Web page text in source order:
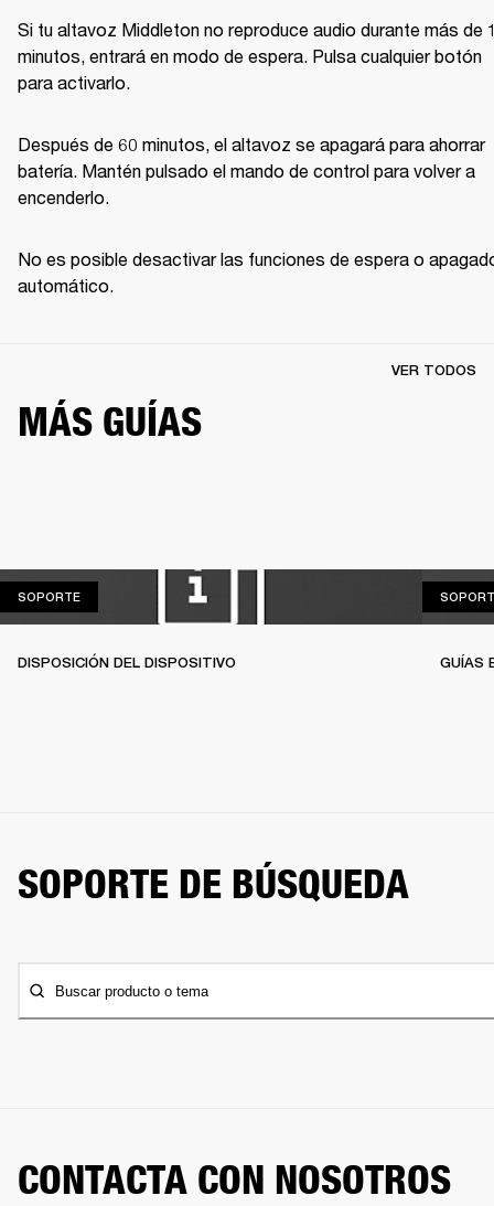
Si tu altavoz Middleton no reproduce audio durante más de
minutos, entrará en modo de espera. Pulsa cualquier botón
para activarlo.
Después de 60 minutos, el altavoz se apagará para ahorrar
batería. Mantén pulsado el mando de control para volver a
encenderlo.
No es posible desactivar las funciones de espera o
automático.
MÁS GUÍAS
VER TODOS
SOPORTESOPORTE
DISPOSICIÓN DEL DISPOSITIVO GUÍAS
SOPORTE DE BÚSQUEDA
Buscar producto o tema
CONTACTA CON NOSOTROS